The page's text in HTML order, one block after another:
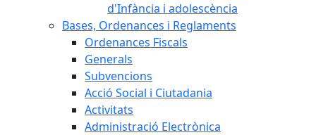
d'Infància i adolescència
Bases, Ordenances i Reglaments
Ordenances Fiscals
Generals
Subvencions
Acció Social i Ciutadania
Activitats
Administració Electrònica